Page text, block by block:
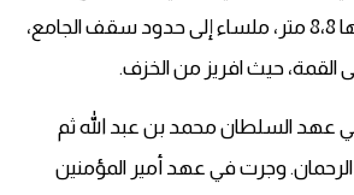
مربعة القاعدة ضلعها 8،8 متر، ملساء إلى حدود سقف الجامع،
القمة، حيث افريز من الخزف.
عهد السلطان محمد بن عبد الله ثم
وجرت في عهد أمير المؤمنين